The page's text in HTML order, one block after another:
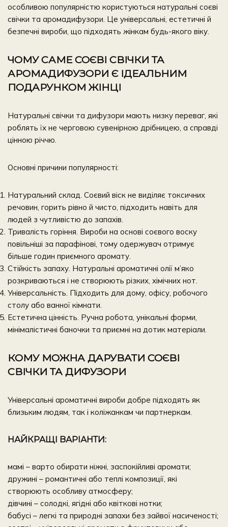
особливою популярністю користуються натуральні соєві
свічки та аромадифузори. Це універсальні, естетичні й
безпечні вироби, що підходять жінкам будь-якого віку.
ЧОМУ САМЕ СОЄВІ СВІЧКИ ТА
АРОМАДИФУЗОРИ Є ІДЕАЛЬНИМ
ПОДАРУНКОМ ЖІНЦІ
Натуральні свічки та дифузори мають низку переваг, які
роблять їх не черговою сувенірною дрібницею, а справді
цінною річчю.
Основні причини популярності:
Натуральний склад. Соєвий віск не виділяє токсичних
речовин, горить рівно й чисто, підходить навіть для
людей з чутливістю до запахів.
Тривалість горіння. Вироби на основі соєвого воску
повільніші за парафінові, тому одержувач отримує
більше годин приємного аромату.
Стійкість запаху. Натуральні ароматичні олії м’яко
розкриваються і не створюють різких, хімічних нот.
Універсальність. Підходить для дому, офісу, робочого
столу або ванної кімнати.
Естетична цінність. Ручна робота, унікальні форми,
мінімалістичні баночки та приємні на дотик матеріали.
КОМУ МОЖНА ДАРУВАТИ СОЄВІ
СВІЧКИ ТА ДИФУЗОРИ
Універсальні ароматичні вироби добре підходять як
близьким людям, так і коліжанкам чи партнеркам.
НАЙКРАЩІ ВАРІАНТИ:
мамі – варто обирати ніжні, заспокійливі аромати;
дружині – романтичні або теплі композиції, які
створюють особливу атмосферу;
дівчині – солодкі, ягідні або квіткові нотки;
бабусі – легкі та природні запахи без зайвої насиченості;